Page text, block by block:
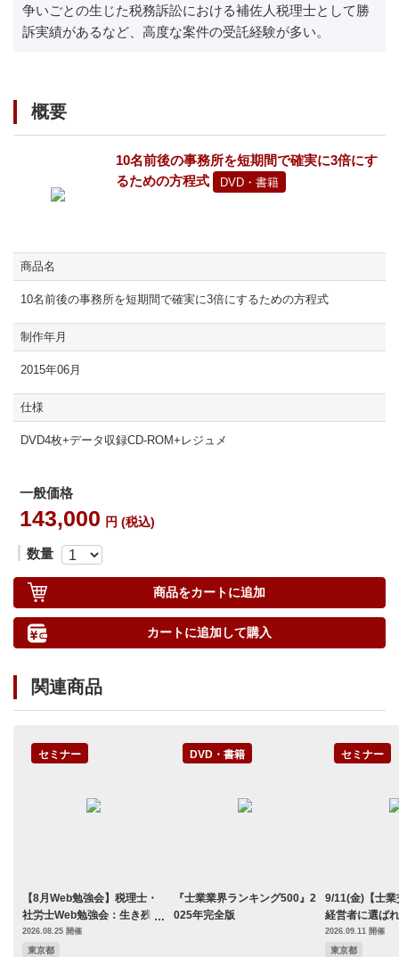
争いごとの生じた税務訴訟における補佐人税理士として勝
訴実績があるなど、高度な案件の受託経験が多い。
概要
10名前後の事務所を短期間で確実に3倍にす
るための方程式
DVD・書籍
商品名
10名前後の事務所を短期間で確実に3倍にするための方程式
制作年月
2015年06月
仕様
DVD4枚+データ収録CD-ROM+レジュメ
一般価格
143,000 円 (税込)
数量
商品をカートに追加
カートに追加して購入
関連商品
セミナー
【8月Web勉強会】税理士・
社労士Web勉強会：生き残る
事務所はAIをこう使っている
～AI時代の税理士・社労士事
2026.08.25 開催
東京都
DVD・書籍
『士業業界ランキング500』2
025年完全版
セミナー
9/11(金)【士
経営者に選ば
士業連携の新
2026.09.11 開催
東京都